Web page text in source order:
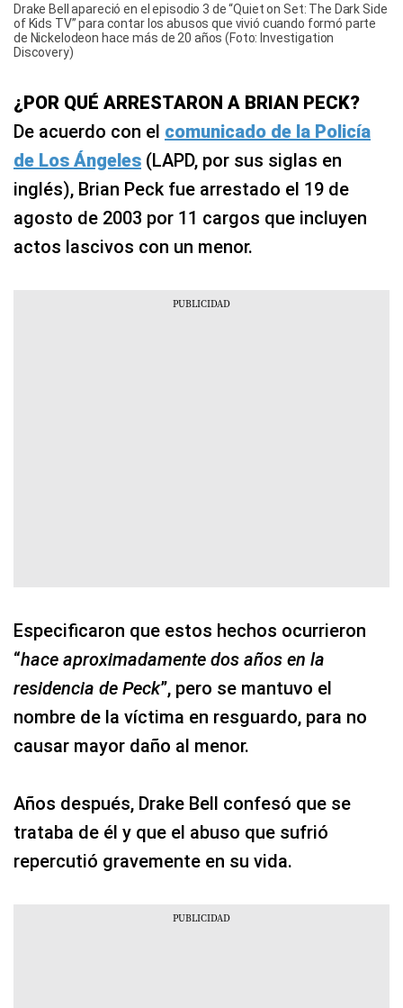
Drake Bell apareció en el episodio 3 de “Quiet on Set: The Dark Side
of Kids TV” para contar los abusos que vivió cuando formó parte
de Nickelodeon hace más de 20 años (Foto: Investigation
Discovery)
¿POR QUÉ ARRESTARON A BRIAN PECK?
De acuerdo con el comunicado de la Policía
de Los Ángeles (LAPD, por sus siglas en
inglés), Brian Peck fue arrestado el 19 de
agosto de 2003 por 11 cargos que incluyen
actos lascivos con un menor.
Especificaron que estos hechos ocurrieron
“hace aproximadamente dos años en la
residencia de Peck”, pero se mantuvo el
nombre de la víctima en resguardo, para no
causar mayor daño al menor.
Años después, Drake Bell confesó que se
trataba de él y que el abuso que sufrió
repercutió gravemente en su vida.